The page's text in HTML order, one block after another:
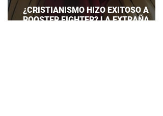
¿CRISTIANISMO HIZO EXITOSO A
ROOSTER FIGHTER? LA EXTRAÑA